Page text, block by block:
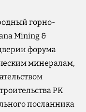
горно-
Mining &
форума
минералам,
РК
посланника